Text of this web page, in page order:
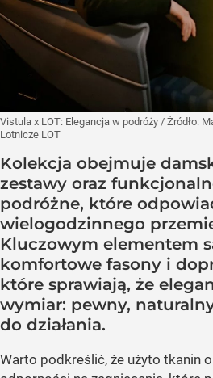
Vistula x LOT: Elegancja w podróży / Źródło:
Lotnicze LOT
Kolekcja obejmuje
zestawy oraz
podróżne, które
wielogodzinnego
Kluczowym elementem
komfortowe fasony i
które sprawiają, że
wymiar: pewny,
do działania.
Warto podkreślić, że użyto tkanin